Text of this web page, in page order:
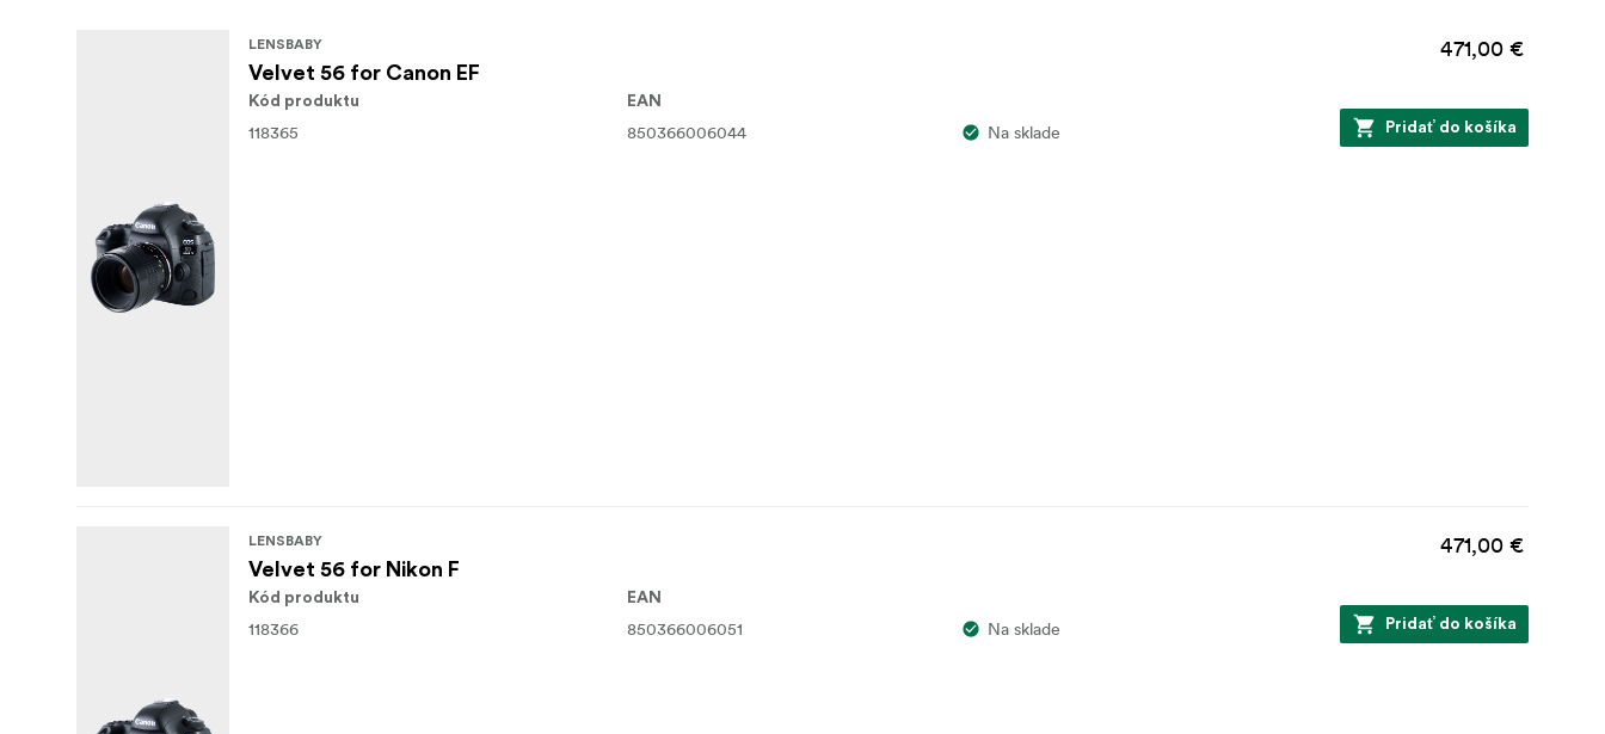
LENSBABY
Velvet 56 for Canon EF
471,00 €
Kód produktu
118365
EAN
850366006044 Na sklade Pridať do košíka
LENSBABY
Velvet 56 for Nikon F
471,00 €
Kód produktu
118366
EAN
850366006051 Na sklade Pridať do košíka